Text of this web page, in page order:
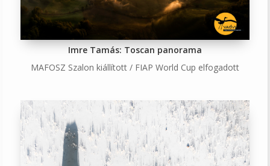
Imre Tamás: Toscan panorama
MAFOSZ Szalon kiállított / FIAP World Cup elfogadott